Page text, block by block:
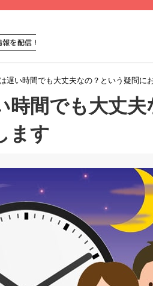
遅い時間でも大丈夫なの？という疑問に
時間でも大丈夫
ます